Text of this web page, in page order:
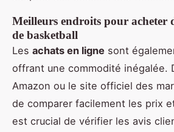
Meilleurs endroits pour acheter
de basketball
Les achats en ligne sont
offrant une commodité inégalée.
Amazon ou le site officiel des
de comparer facilement les prix
est crucial de vérifier les avis